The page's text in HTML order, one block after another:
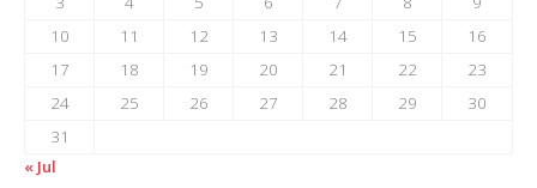
10
11 12 13 14 15
16
17
18 19 20 21 22
23
24
25 26 27 28 29
30
31
« Jul